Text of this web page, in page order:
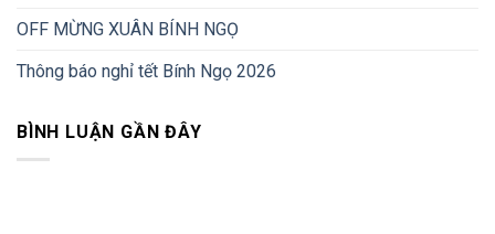
OFF MỪNG XUÂN BÍNH NGỌ
Thông báo nghỉ tết Bính Ngọ 2026
BÌNH LUẬN GẦN ĐÂY